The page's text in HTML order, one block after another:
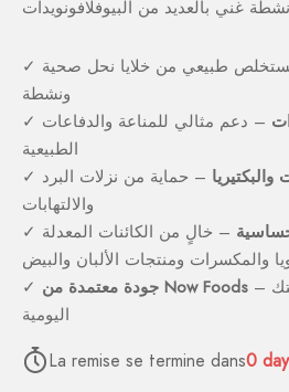
✓ طبيعي من خلايا نحل صحية
ونشطة
✓ – دعم مثالي للمناعة والدفاعات
الطبيعية
✓ – حماية من نزلات البرد
والالتهابات
✓ – خالٍ من الكائنات المعدلة
والمكسرات ومنتجات الألبان والبيض
✓
جودة معتمدة من Now Foods – علامة تجارية موثوقة لصحتك
اليومية
La remise se termine dans0